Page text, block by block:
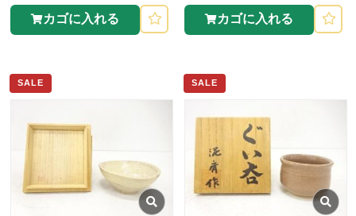
カゴに入れる カゴに入れる
SALE SALE